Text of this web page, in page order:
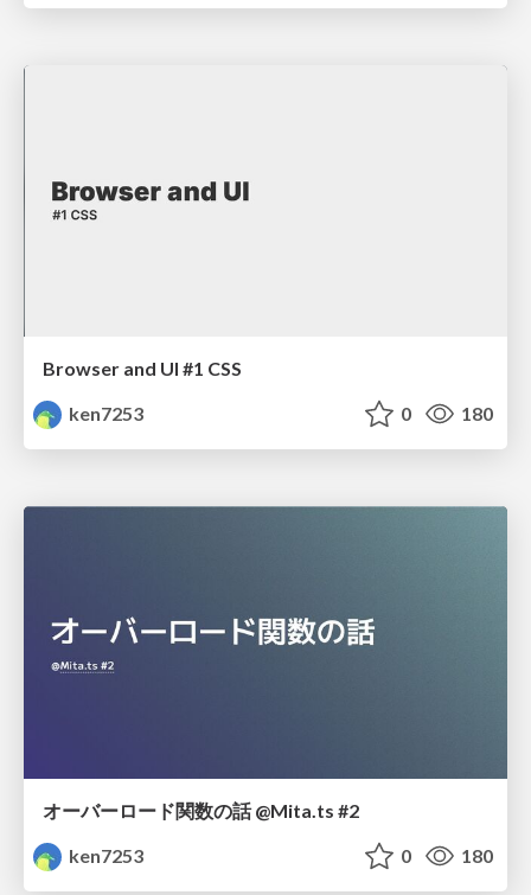
Browser and UI #1 CSS
ken7253
0 180
オーバーロード関数の話 @Mita.ts #2
ken7253
0 180